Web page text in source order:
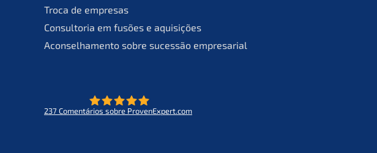
Troca de empresas
Consult­oria em fusões e aquisições
Aconsel­ha­men­to sobre suces­são empresarial
237 Comen­tá­ri­os sobre ProvenExpert.com